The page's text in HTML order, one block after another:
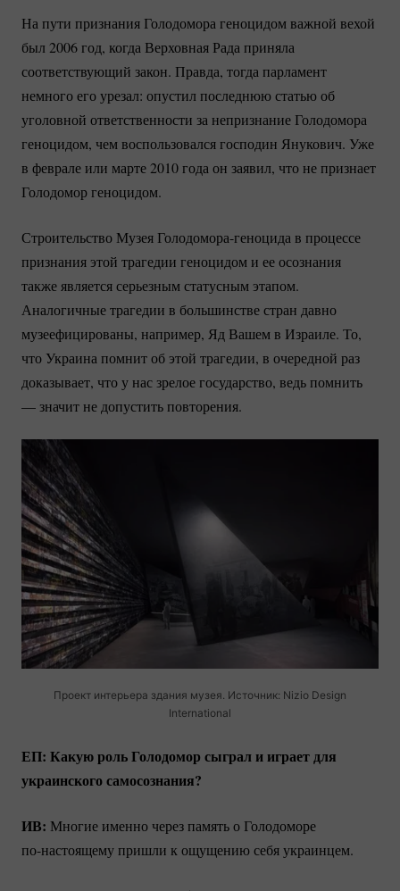
На пути признания Голодомора геноцидом важной вехой
был 2006 год, когда Верховная Рада приняла
соответствующий закон. Правда, тогда парламент
немного его урезал: опустил последнюю статью об
уголовной ответственности за непризнание Голодомора
геноцидом, чем воспользовался господин Янукович. Уже
в феврале или марте 2010 года он заявил, что не признает
Голодомор геноцидом.
Строительство Музея Голодомора-геноцидав процессе
признания этой трагедии геноцидом и ее осознания
также является серьезным статусным этапом.
Аналогичные трагедии в большинстве стран давно
музеефицированы, например, Яд Вашем в Израиле. То,
что Украина помнит об этой трагедии, в очередной раз
доказывает, что у нас зрелое государство, ведь помнить
— значит не допустить повторения.
Проект интерьера здания музея. Источник: Nizio Design
International
ЕП: Какую роль Голодомор сыграл и играет для
украинского самосознания?
ИВ: Многие именно через память о Голодоморе
по-настоящемупришли к ощущению себя украинцем.